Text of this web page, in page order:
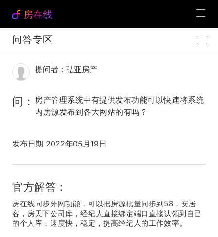
房在线
问答专区
提问者：弘亚房产
问：
房产管理系统中有提供发布功能可以快速将系统
内房源发布到各大网站的有吗？
发布日期 2022年05月19日
官方解答：
房在线同步外网功能，可以把房源批量同步到58，安居
客，房天下公司库，经纪人直接绑定端口直接认领到自己
的个人库，速度快，稳定，提高经纪人的工作效率。